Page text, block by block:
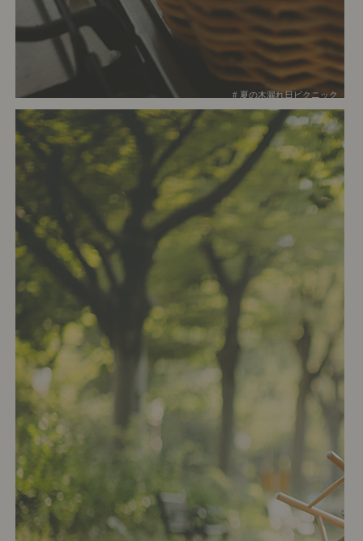
# 夏の木漏れ日ピクニック